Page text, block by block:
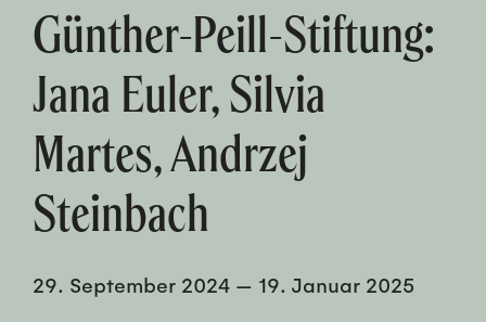
Günther-Peill-Stiftung:
Jana Euler, Silvia
Martes, Andrzej
Steinbach
29. September 2024 — 19. Januar 2025